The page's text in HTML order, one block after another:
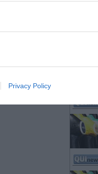
Privacy Policy